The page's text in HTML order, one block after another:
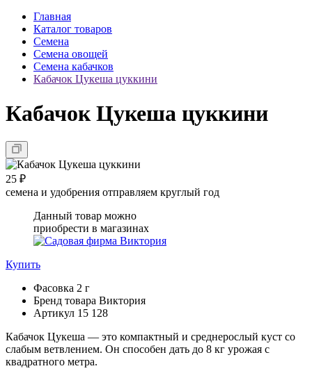
Главная
Каталог товаров
Семена
Семена овощей
Семена кабачков
Кабачок Цукеша цуккини
Кабачок Цукеша цуккини
25 ₽
семена и удобрения отправляем круглый год
Данный товар можно
приобрести в магазинах
Купить
Фасовка 2 г
Бренд товара Виктория
Артикул 15 128
Кабачок Цукеша — это компактный и среднерослый куст со
слабым ветвлением. Он способен дать до 8 кг урожая с
квадратного метра.